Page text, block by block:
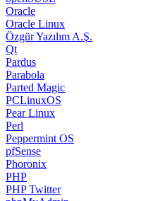
Oracle
Oracle Linux
Özgür Yazılım A.Ş.
Qt
Pardus
Parabola
Parted Magic
PCLinuxOS
Pear Linux
Perl
Peppermint OS
pfSense
Phoronix
PHP
PHP Twitter